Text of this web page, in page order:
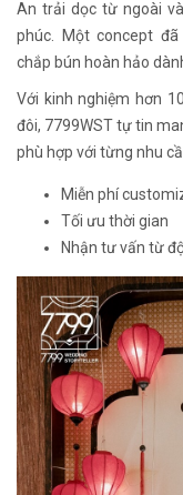
An trải dọc từ ngoài
phúc. Một concept
chắp bún hoàn hảo
Với kinh nghiệm hơn
đôi, 7799WST tự tin
phù hợp với từng nhu
Miễn phí
Tối ưu thời gian
Nhận tư vấn từ